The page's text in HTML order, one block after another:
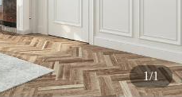
1/1